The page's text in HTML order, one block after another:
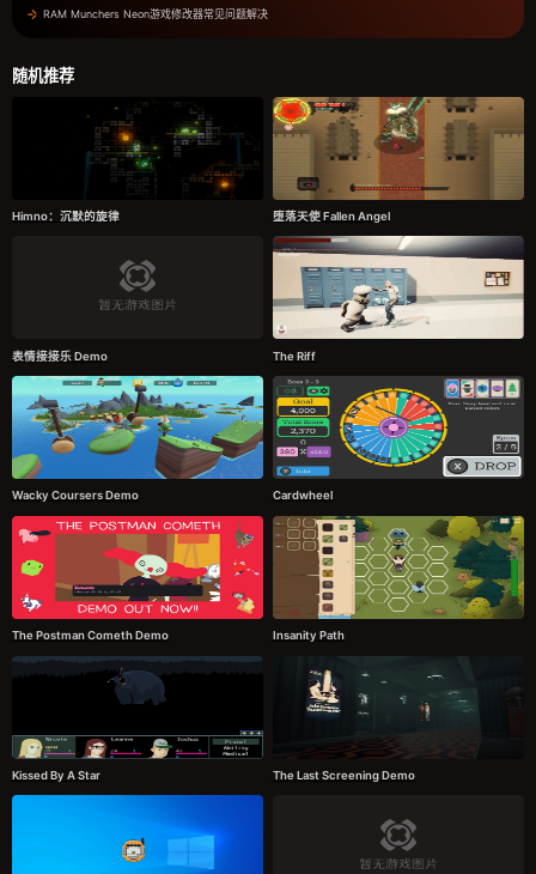
RAM Munchers Neon游戏修改器常见问题解决
随机推荐
Himno：沉默的旋律 堕落天使 Fallen Angel
表情接接乐 Demo The Riff
Wacky Coursers Demo Cardwheel
The Postman Cometh Demo Insanity Path
Kissed By A Star The Last Screening Demo